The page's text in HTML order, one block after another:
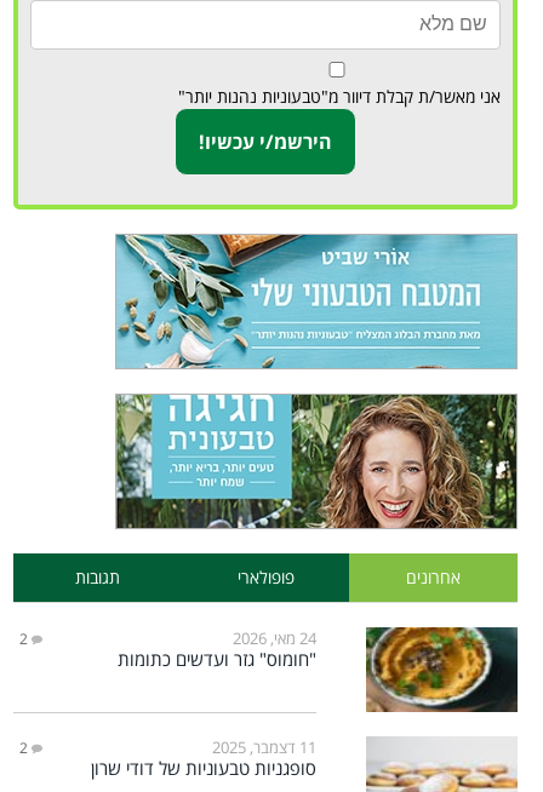
אני מאשר/ת קבלת דיוור מ"טבעוניות נהנות יותר"
אחרונים פופולארי תגובות
24 מאי, 2026 2
"חומוס" גזר ועדשים כתומות
11 דצמבר, 2025 2
סופגניות טבעוניות של דודי שרון